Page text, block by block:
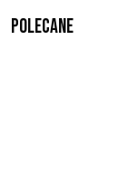
Polecane